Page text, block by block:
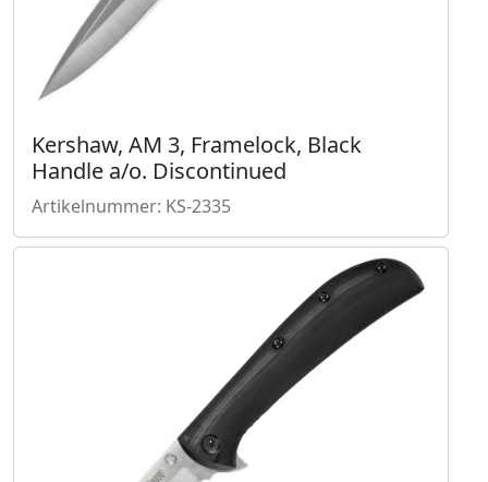
Kershaw, AM 3, Framelock, Black
Handle a/o. Discontinued
Artikelnummer: KS-2335